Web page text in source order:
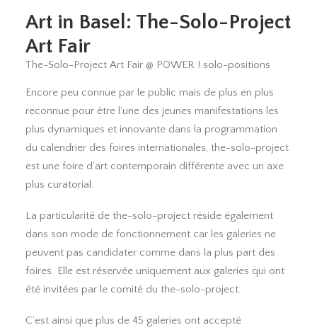
Art in Basel: The-Solo-Project
Art Fair
The-Solo-Project Art Fair @ POWER ! solo-positions
Encore peu connue par le public mais de plus en plus
reconnue pour être l’une des jeunes manifestations les
plus dynamiques et innovante dans la programmation
du calendrier des foires internationales, the-solo-project
est une foire d’art contemporain différente avec un axe
plus curatorial.
La particularité de the-solo-project réside également
dans son mode de fonctionnement car les galeries ne
peuvent pas candidater comme dans la plus part des
foires. Elle est réservée uniquement aux galeries qui ont
été invitées par le comité du the-solo-project.
C’est ainsi que plus de 45 galeries ont accepté